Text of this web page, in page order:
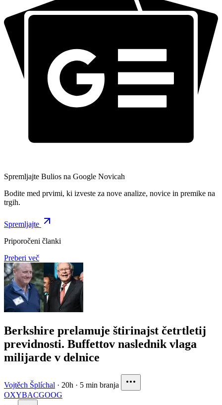
Spremljajte Bulios na Google Novicah
Bodite med prvimi, ki izveste za nove analize, novice in premike na
trgih.
Spremljajte
Priporočeni članki
Preberi več
Berkshire prelamuje štirinajst četrtletij
previdnosti. Buffettov naslednik vlaga
milijarde v delnice
Vojtěch Šplíchal · 20h · 5 min branja
OXYBACGOOG